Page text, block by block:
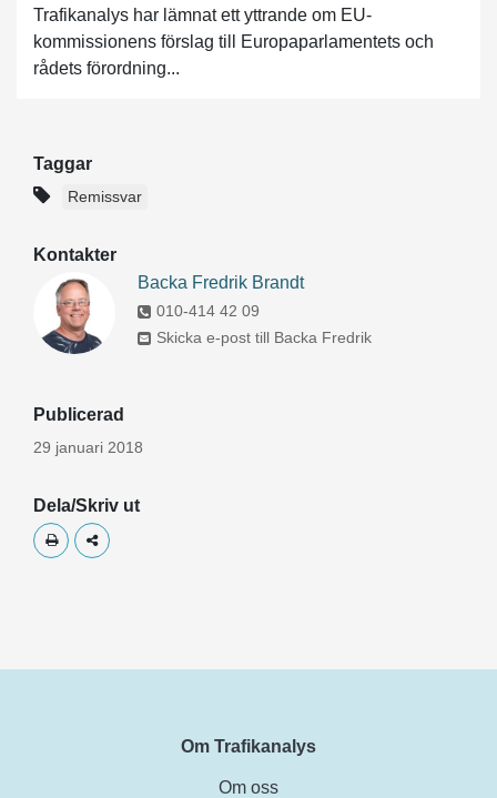
Trafikanalys har lämnat ett yttrande om EU-
kommissionens förslag till Europaparlamentets och
rådets förordning...
Taggar
Remissvar
Kontakter
Backa Fredrik Brandt
010-414 42 09
Skicka e-post till Backa Fredrik
Publicerad
29 januari 2018
Dela/Skriv ut
Skriv utDela
Om Trafikanalys
Om oss